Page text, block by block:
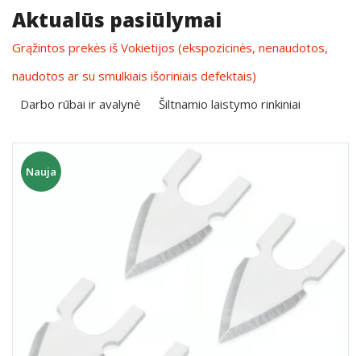
Aktualūs pasiūlymai
Grąžintos prekės iš Vokietijos (ekspozicinės, nenaudotos,
naudotos ar su smulkiais išoriniais defektais)
Darbo rūbai ir avalynė
Šiltnamio laistymo rinkiniai
Nauja